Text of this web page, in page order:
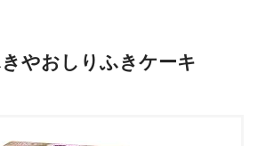
やおしりふきケーキ